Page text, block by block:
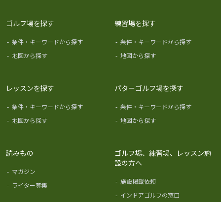
ゴルフ場を探す
- 条件・キーワードから探す
- 地図から探す
練習場を探す
- 条件・キーワードから探す
- 地図から探す
レッスンを探す
- 条件・キーワードから探す
- 地図から探す
パターゴルフ場を探す
- 条件・キーワードから探す
- 地図から探す
読みもの
- マガジン
- ライター募集
ゴルフ場、練習場、レッスン施
設の方へ
- 施設掲載依頼
- インドアゴルフの窓口